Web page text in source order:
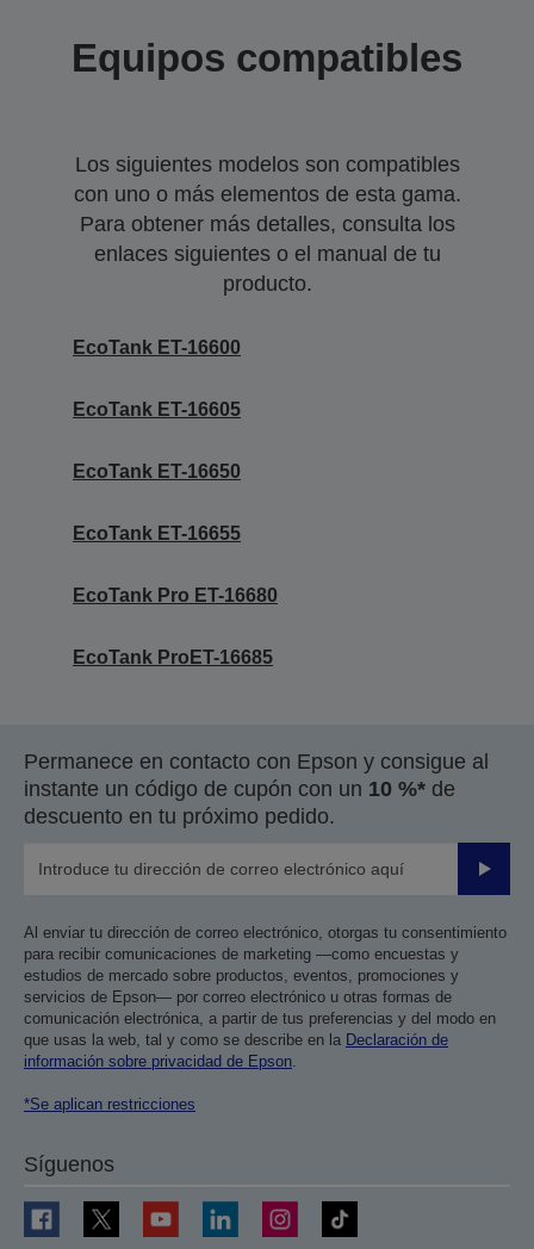
Equipos compatibles
Los siguientes modelos son compatibles
con uno o más elementos de esta gama.
Para obtener más detalles, consulta los
enlaces siguientes o el manual de tu
producto.
EcoTank ET-16600
EcoTank ET-16605
EcoTank ET-16650
EcoTank ET-16655
EcoTank Pro ET-16680
EcoTank ProET-16685
Permanece en contacto con Epson y consigue al
instante un código de cupón con un 10 %* de
descuento en tu próximo pedido.
Enviar
Al enviar tu dirección de correo electrónico, otorgas tu consentimiento
para recibir comunicaciones de marketing —como encuestas y
estudios de mercado sobre productos, eventos, promociones y
servicios de Epson— por correo electrónico u otras formas de
comunicación electrónica, a partir de tus preferencias y del modo en
que usas la web, tal y como se describe en la Declaración de
información sobre privacidad de Epson.
*Se aplican restricciones
Síguenos